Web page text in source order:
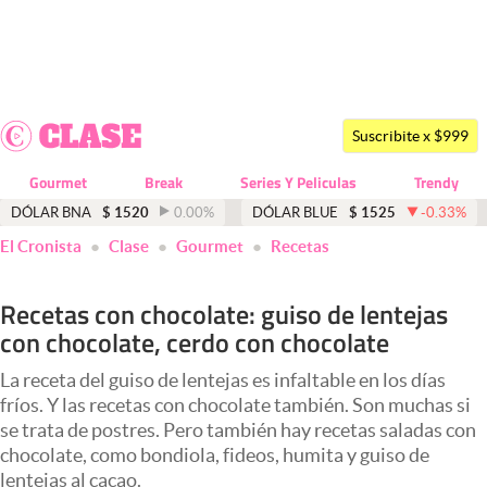
Dólar
Economía y Política
Finanzas y Mercados
Negocios
Columnistas
Otras secciones
Apertura
Suscribite x $999
Gourmet Break Series Y Peliculas Trendy
DÓLAR BNA $ 1520 0.00% DÓLAR BLUE $ 1525 -0.33%
El Cronista Clase Gourmet Recetas
Recetas con chocolate: guiso de lentejas
con chocolate, cerdo con chocolate
La receta del guiso de lentejas es infaltable en los días
fríos. Y las recetas con chocolate también. Son muchas si
se trata de postres. Pero también hay recetas saladas con
chocolate, como bondiola, fideos, humita y guiso de
lentejas al cacao.